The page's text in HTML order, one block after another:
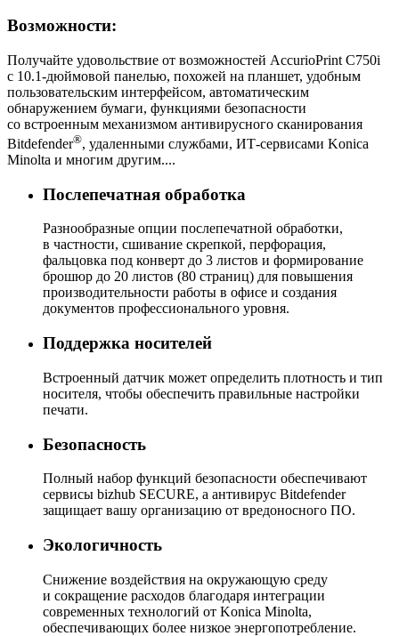
Возможности:
Получайте удовольствие от возможностей AccurioPrint C750i
с 10.1-дюймовой панелью, похожей на планшет, удобным
пользовательским интерфейсом, автоматическим
обнаружением бумаги, функциями безопасности
со встроенным механизмом антивирусного сканирования
Bitdefender®, удаленными службами, ИТ-сервисами Konica
Minolta и многим другим....
Послепечатная обработка
Разнообразные опции послепечатной обработки,
в частности, сшивание скрепкой, перфорация,
фальцовка под конверт до 3 листов и формирование
брошюр до 20 листов (80 страниц) для повышения
производительности работы в офисе и создания
документов профессионального уровня.
Поддержка носителей
Встроенный датчик может определить плотность и тип
носителя, чтобы обеспечить правильные настройки
печати.
Безопасность
Полный набор функций безопасности обеспечивают
сервисы bizhub SECURE, а антивирус Bitdefender
защищает вашу организацию от вредоносного ПО.
Экологичность
Снижение воздействия на окружающую среду
и сокращение расходов благодаря интеграции
современных технологий от Konica Minolta,
обеспечивающих более низкое энергопотребление.